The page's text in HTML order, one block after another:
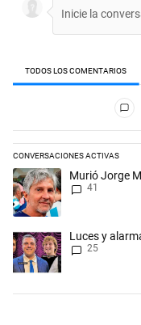
TODOS LOS COMENTARIOS
Todos los
CONVERSACIONES ACTIVAS
Este listado muestra los
Un artículo de tendencia
Murió Jorge
41
Un artículo de tendencia
Luces y
25